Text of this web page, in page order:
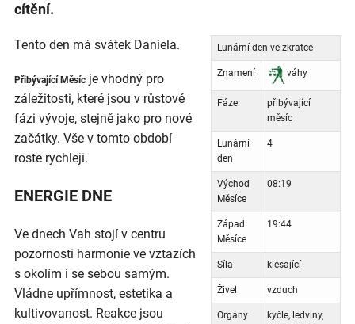
cítění.
Tento den má svátek Daniela. Lunární den ve zkratce
Znamení váhy
Fáze
přibývající
měsíc
Lunární
den
4
Východ
Měsíce
08:19
Západ
Měsíce
19:44
Síla klesající
Živel vzduch
Orgány
kyčle, ledviny,
Přibývající Měsíc je vhodný pro
záležitosti, které jsou v růstové
fázi vývoje, stejně jako pro nové
začátky. Vše v tomto období
roste rychleji.
ENERGIE DNE
Ve dnech Vah stojí v centru
pozornosti harmonie ve vztazích
s okolím i se sebou samým.
Vládne upřímnost, estetika a
kultivovanost. Reakce jsou